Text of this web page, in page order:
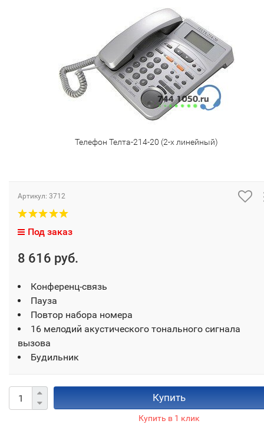
Телефон Телта-214-20 (2-х линейный)
Артикул: 3712
Под заказ
8 616 руб.
Конференц-связь
Пауза
Повтор набора номера
16 мелодий акустического тонального сигнала
вызова
Будильник
Купить